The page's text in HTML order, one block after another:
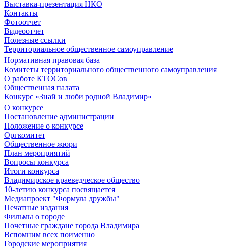
Выставка-презентация НКО
Контакты
Фотоотчет
Видеоотчет
Полезные ссылки
Территориальное общественное самоуправление
Нормативная правовая база
Комитеты территориального общественного самоуправления
О работе КТОСов
Общественная палата
Конкурс «Знай и люби родной Владимир»
О конкурсе
Постановление администрации
Положение о конкурсе
Оргкомитет
Общественное жюри
План мероприятий
Вопросы конкурса
Итоги конкурса
Владимирское краеведческое общество
10-летию конкурса посвящается
Медиапроект "Формула дружбы"
Печатные издания
Фильмы о городе
Почетные граждане города Владимира
Вспомним всех поименно
Городские мероприятия